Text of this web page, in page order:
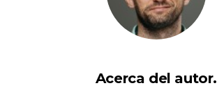
Acerca del autor.